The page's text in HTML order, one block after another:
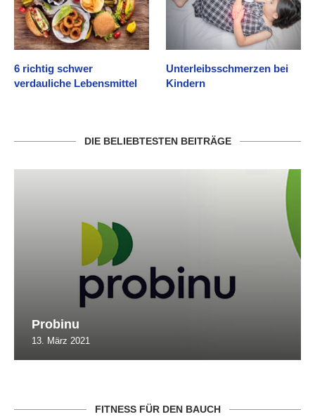
6 richtig schwer
verdauliche Lebensmittel
Unterleibsschmerzen bei
Kindern
DIE BELIEBTESTEN BEITRÄGE
Probinu
13. März 2021
FITNESS FÜR DEN BAUCH